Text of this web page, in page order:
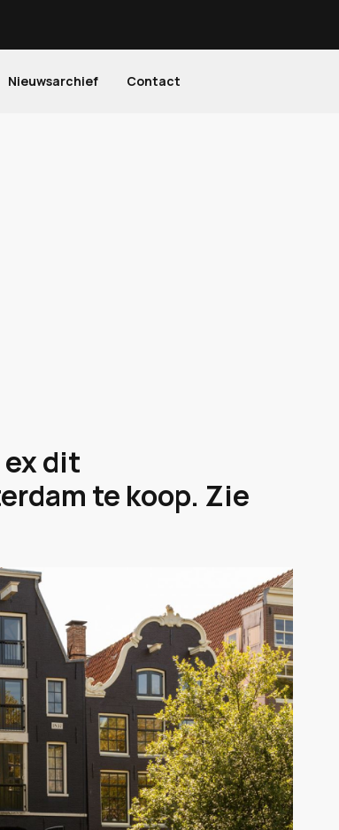
Nieuwsarchief Contact
dit
te koop. Zie